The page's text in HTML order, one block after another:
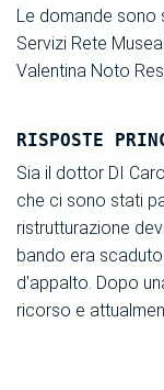
Le domande sono
Servizi Rete
Valentina Noto
RISPOSTE
Sia il dottor DI
che ci sono stati
ristrutturazione
bando era
d'appalto. Dopo
ricorso e